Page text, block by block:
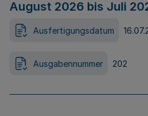
August 2026 bis Juli
Ausfertigungsdatum
Ausgabennummer 202